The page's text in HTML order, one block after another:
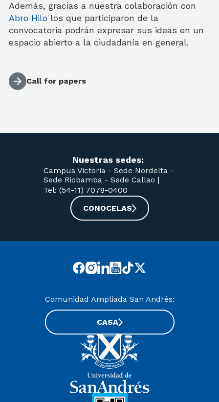
Además, gracias a nuestra colaboración con
Abro Hilo los que participaron de la
convocatoria podrán expresar sus ideas en un
espacio abierto a la ciudadanía en general.
Call for papers
Nuestras sedes:
Campus Victoria - Sede Nordelta -
Sede Riobamba - Sede Callao |
Tel: (54-11) 7078-0400
CONOCELAS
Comunidad Ampliada San Andrés:
CASA